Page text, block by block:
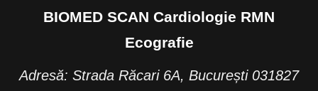
BIOMED SCAN Cardiologie RMN
Ecografie
Adresă: Strada Răcari 6A, București 031827